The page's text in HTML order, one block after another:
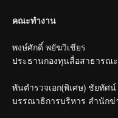
คณะทำงาน
พงษ์ศักดิ์ พยัฆวิเชียร
ประธานกองทุนสื่อสาธารณ
พันตำรวจเอก(พิเศษ) ชัยทัศ
บรรณาธิการบริหาร สำนัก